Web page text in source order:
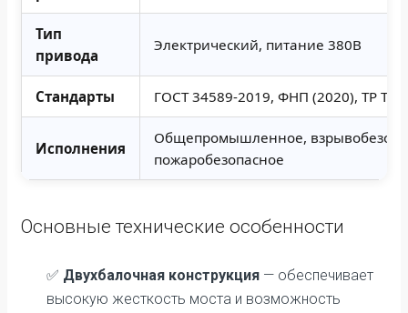
Тип
привода
Электрический, питание 380В
Стандарты ГОСТ 34589-2019, ФНП (2020), ТР ТС
Исполнения
Общепромышленное,
пожаробезопасное
Основные технические особенности
✅ Двухбалочная конструкция — обеспечивает
высокую жесткость моста и возможность